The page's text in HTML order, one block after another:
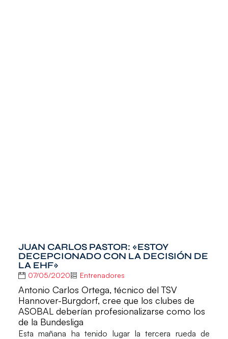
JUAN CARLOS PASTOR: «ESTOY
DECEPCIONADO CON LA DECISIÓN DE
LA EHF»
07/05/2020 Entrenadores
Antonio Carlos Ortega, técnico del TSV
Hannover-Burgdorf, cree que los clubes de
ASOBAL deberían profesionalizarse como los
de la Bundesliga
Esta mañana ha tenido lugar la tercera rueda de